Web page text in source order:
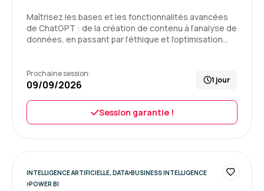
Fabienne P. Le 29/06/2026
indéniablement le sujet du SQL et bien plus.
Cependant, pour moi il manquait de support de
cours et le niveau de groupe n'étant pas
homogène, je me suis sentie perdue à
plusieurs reprises car nous n'étions pas tous
Maîtrisez les bases et les fonctionnalités avancées
de ChatGPT : de la création de contenu à l’analyse de
données, en passant par l’éthique et l’optimisation…
Prochaine session:
09/09/2026 1 jour
Session garantie !
INTELLIGENCE ARTIFICIELLE, DATA BUSINESS INTELLIGENCE
POWER BI